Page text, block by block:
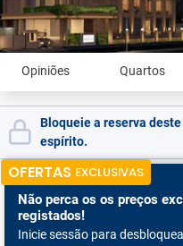
Opiniões Quartos
Bloqueie a reserva
espírito.
OFERTAS EXCLUSIVAS
Não perca os os preços
registados!
Inicie sessão para